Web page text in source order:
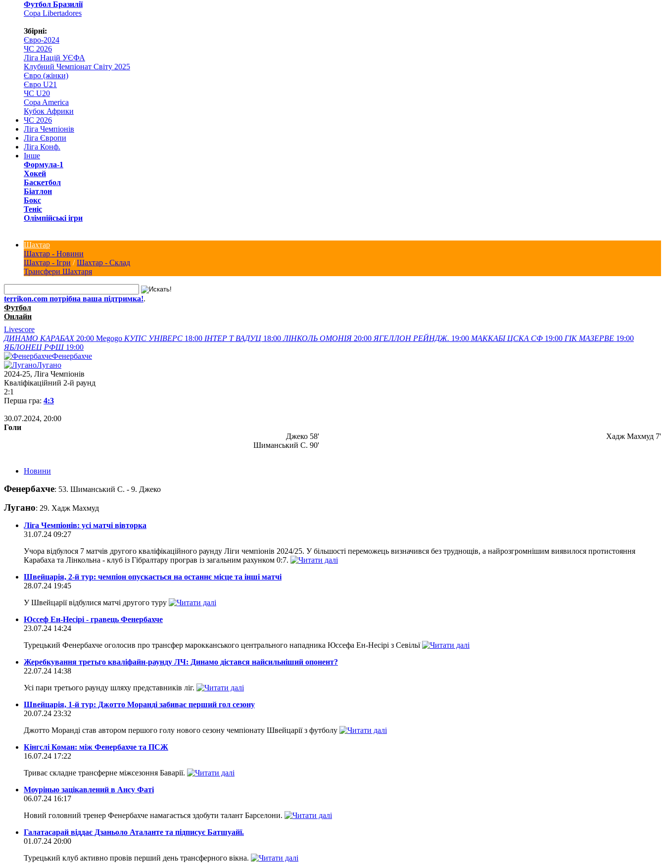
Футбол Бразилії
Copa Libertadores
Збірні:
Євро-2024
ЧС 2026
Ліга Націй УЄФА
Клубний Чемпіонат Світу 2025
Євро (жінки)
Євро U21
ЧС U20
Copa America
Кубок Африки
ЧС 2026
Ліга Чемпіонів
Ліга Європи
Ліга Конф.
Інше
Формула-1
Хокей
Баскетбол
Біатлон
Бокс
Теніс
Олімпійські ігри
Шахтар
Шахтар - Новини
Шахтар - Ігри /Шахтар - Склад
Трансфери Шахтаря
terrikon.com потрібна ваша підтримка!.
Футбол
Онлайн
Livescore
ДИНАМО КАРАБАХ 20:00 Megogo КУПС УНІВЕРС 18:00 ІНТЕР Т ВАДУЦ 18:00 ЛІНКОЛЬ ОМОНІЯ 20:00 ЯГЕЛЛОН РЕЙНДЖ. 19:00 МАККАБІ ЦСКА СФ 19:00 ГІК МАЗЕРВЕ 19:00
ЯБЛОНЕЦ РФШ 19:00
Фенербахче
Лугано
2024-25, Ліга Чемпіонів
Кваліфікаційний 2-й раунд
2:1
Перша гра: 4:3
30.07.2024, 20:00
Голи
Джеко 58'
Шиманський С. 90'
Хадж Махмуд 7'
Новини
Фенербахче: 53. Шиманський С. - 9. Джеко
Лугано: 29. Хадж Махмуд
Ліга Чемпіонів: усі матчі вівторка
31.07.24 09:27
Учора відбулося 7 матчів другого кваліфікаційного раунду Ліги чемпіонів 2024/25. У більшості переможець визначився без труднощів, а найрозгромнішим виявилося протистояння
Карабаха та Лінкольна - клуб із Гібралтару програв із загальним рахунком 0:7.
Швейцарія, 2-й тур: чемпіон опускається на останнє місце та інші матчі
28.07.24 19:45
У Швейцарії відбулися матчі другого туру
Юссеф Ен-Несірі - гравець Фенербахче
23.07.24 14:24
Турецький Фенербахче оголосив про трансфер марокканського центрального нападника Юссефа Ен-Несірі з Севільї
Жеребкування третьго кваліфайн-раунду ЛЧ: Динамо дістався найсильніший опонент?
22.07.24 14:38
Усі пари третього раунду шляху представників ліг.
Швейцарія, 1-й тур: Джотто Моранді забиває перший гол сезону
20.07.24 23:32
Джотто Моранді став автором першого голу нового сезону чемпіонату Швейцарії з футболу
Кінгслі Коман: між Фенербахче та ПСЖ
16.07.24 17:22
Триває складне трансферне міжсезоння Баварії.
Моурінью зацікавлений в Ансу Фаті
06.07.24 16:17
Новий головний тренер Фенербахче намагається здобути талант Барселони.
Галатасарай віддає Дзаньоло Аталанте та підписує Батшуайї.
01.07.24 20:00
Турецький клуб активно провів перший день трансферного вікна.